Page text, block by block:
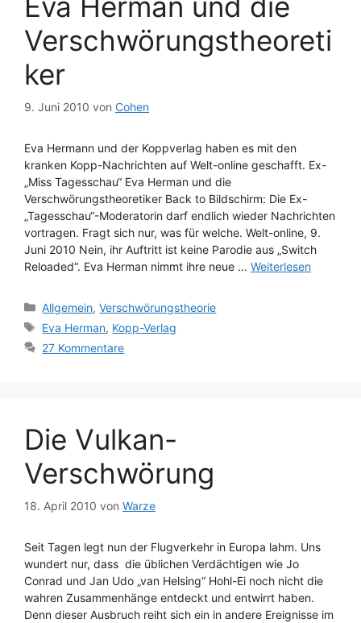
Verschwörungstheoreti
ker
9. Juni 2010 von Cohen
Eva Hermann und der Koppverlag haben es mit den
kranken Kopp-Nachrichten auf Welt-online geschafft. Ex-
„Miss Tagesschau“ Eva Herman und die
Verschwörungstheoretiker Back to Bildschirm: Die Ex-
„Tagesschau“-Moderatorin darf endlich wieder Nachrichten
vortragen. Fragt sich nur, was für welche. Welt-online, 9.
Juni 2010 Nein, ihr Auftritt ist keine Parodie aus „Switch
Reloaded“. Eva Herman nimmt ihre neue … Weiterlesen
Kategorien
Allgemein,Verschwörungstheorie
Schlagwörter
Eva Herman, Kopp-Verlag
27 Kommentare
Die Vulkan-
Verschwörung
18. April 2010 von Warze
Seit Tagen legt nun der Flugverkehr in Europa lahm. Uns
wundert nur, dass die üblichen Verdächtigen wie Jo
Conrad und Jan Udo „van Helsing“ Hohl-Ei noch nicht die
wahren Zusammenhänge entdeckt und entwirrt haben.
Denn dieser Ausbruch reiht sich ein in andere Ereignisse im